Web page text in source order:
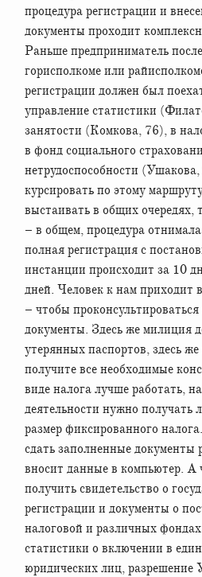
процедура регистрации и
документы проходит
Раньше предприниматель
горисполкоме или
регистрации должен был
управление статистики
занятости (Комкова, 76), в
в фонд социального
нетрудоспособности
курсировать по этому
выстаивать в общих очередях,
– в общем, процедура
полная регистрация с
инстанции происходит за 10
дней. Человек к нам приходит
– чтобы
документы. Здесь же милиция
утерянных паспортов, здесь
получите все необходимые
виде налога лучше работать,
деятельности нужно получать
размер фиксированного
сдать заполненные документы
вносит данные в компьютер. А
получить свидетельство о
регистрации и документы о
налоговой и различных
статистики о включении в
юридических лиц, разрешение